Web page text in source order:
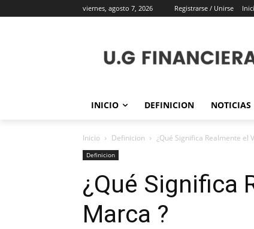
viernes, agosto 7, 2026 Registrarse / Unirse
INICIO DEFINICION NOTICIAS
Inicio Definicion ¿Qué Significa Realmente el
Definicion
¿Qué Significa
Marca ?